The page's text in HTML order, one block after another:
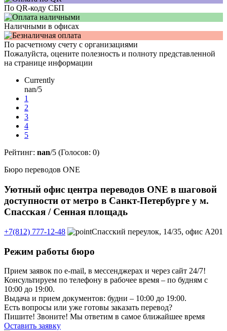
По QR-коду СБП
Наличными в офисах
По расчетному счету с организациями
Пожалуйста, оцените полезность и полноту представленной
на странице информации
Currently
nan/5
1
2
3
4
5
Рейтинг: nan/5 (Голосов: 0)
Бюро переводов ONE
Уютный офис центра переводов ONE в шаговой
доступности от метро в Санкт-Петербурге у м.
Спасская / Сенная площадь
+7(812) 777-12-48 Спасский переулок, 14/35, офис А201
Режим работы бюро
Прием заявок по e-mail, в мессенджерах и через сайт 24/7!
Консультируем по телефону в рабочее время – по будням с
10:00 до 19:00.
Выдача и прием документов: будни – 10:00 до 19:00.
Есть вопросы или уже готовы заказать перевод?
Пишите! Звоните! Мы ответим в самое ближайшее время
Оставить заявку